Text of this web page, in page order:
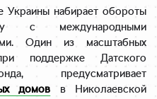
Украины набирает обороты
с международными
Один из масштабных
поддержке Датского
предусматривает
домов в Николаевской